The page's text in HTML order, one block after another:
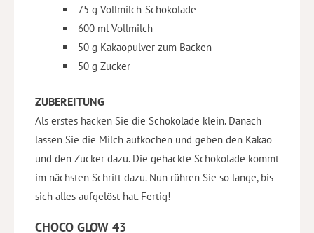
75 g Vollmilch-Schokolade
600 ml Vollmilch
50 g Kakaopulver zum Backen
50 g Zucker
ZUBEREITUNG
Als erstes hacken Sie die Schokolade klein. Danach
lassen Sie die Milch aufkochen und geben den Kakao
und den Zucker dazu. Die gehackte Schokolade kommt
im nächsten Schritt dazu. Nun rühren Sie so lange, bis
sich alles aufgelöst hat. Fertig!
CHOCO GLOW 43